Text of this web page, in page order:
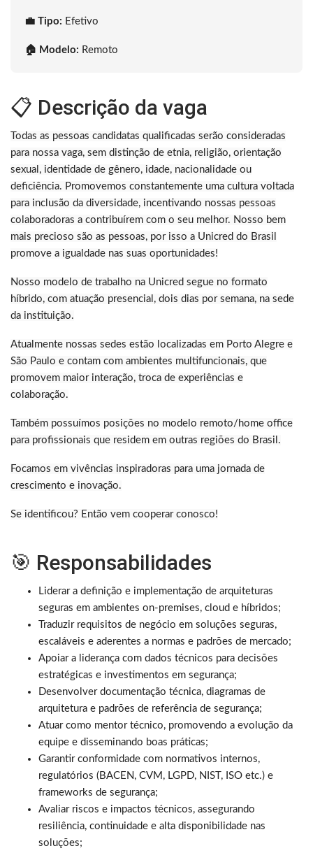
💼 Tipo: Efetivo
🏠 Modelo: Remoto
📋 Descrição da vaga
Todas as pessoas candidatas qualificadas serão consideradas
para nossa vaga, sem distinção de etnia, religião, orientação
sexual, identidade de gênero, idade, nacionalidade ou
deficiência. Promovemos constantemente uma cultura voltada
para inclusão da diversidade, incentivando nossas pessoas
colaboradoras a contribuírem com o seu melhor. Nosso bem
mais precioso são as pessoas, por isso a Unicred do Brasil
promove a igualdade nas suas oportunidades!
Nosso modelo de trabalho na Unicred segue no formato
híbrido, com atuação presencial, dois dias por semana, na sede
da instituição.
Atualmente nossas sedes estão localizadas em Porto Alegre e
São Paulo e contam com ambientes multifuncionais, que
promovem maior interação, troca de experiências e
colaboração.
Também possuímos posições no modelo remoto/home office
para profissionais que residem em outras regiões do Brasil.
Focamos em vivências inspiradoras para uma jornada de
crescimento e inovação.
Se identificou? Então vem cooperar conosco!
🎯 Responsabilidades
Liderar a definição e implementação de arquiteturas
seguras em ambientes on-premises, cloud e híbridos;
Traduzir requisitos de negócio em soluções seguras,
escaláveis e aderentes a normas e padrões de mercado;
Apoiar a liderança com dados técnicos para decisões
estratégicas e investimentos em segurança;
Desenvolver documentação técnica, diagramas de
arquitetura e padrões de referência de segurança;
Atuar como mentor técnico, promovendo a evolução da
equipe e disseminando boas práticas;
Garantir conformidade com normativos internos,
regulatórios (BACEN, CVM, LGPD, NIST, ISO etc.) e
frameworks de segurança;
Avaliar riscos e impactos técnicos, assegurando
resiliência, continuidade e alta disponibilidade nas
soluções;